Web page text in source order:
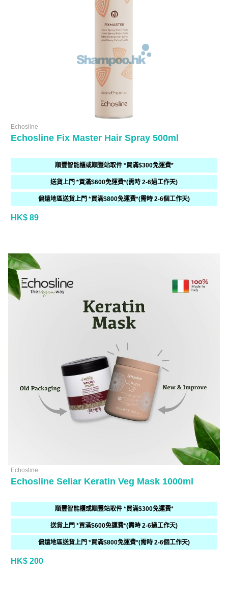
Echosline
Echosline Fix Master Hair Spray 500ml
順豐智能櫃或順豐站取件 *買滿$300免運費*
送貨上門 *買滿$600免運費*(需時 2-6過工作天)
偏遠地區送貨上門 *買滿$800免運費*(需時 2-6個工作天)
HK$ 89
Echosline
Echosline Seliar Keratin Veg Mask 1000ml
順豐智能櫃或順豐站取件 *買滿$300免運費*
送貨上門 *買滿$600免運費*(需時 2-6過工作天)
偏遠地區送貨上門 *買滿$800免運費*(需時 2-6個工作天)
HK$ 200